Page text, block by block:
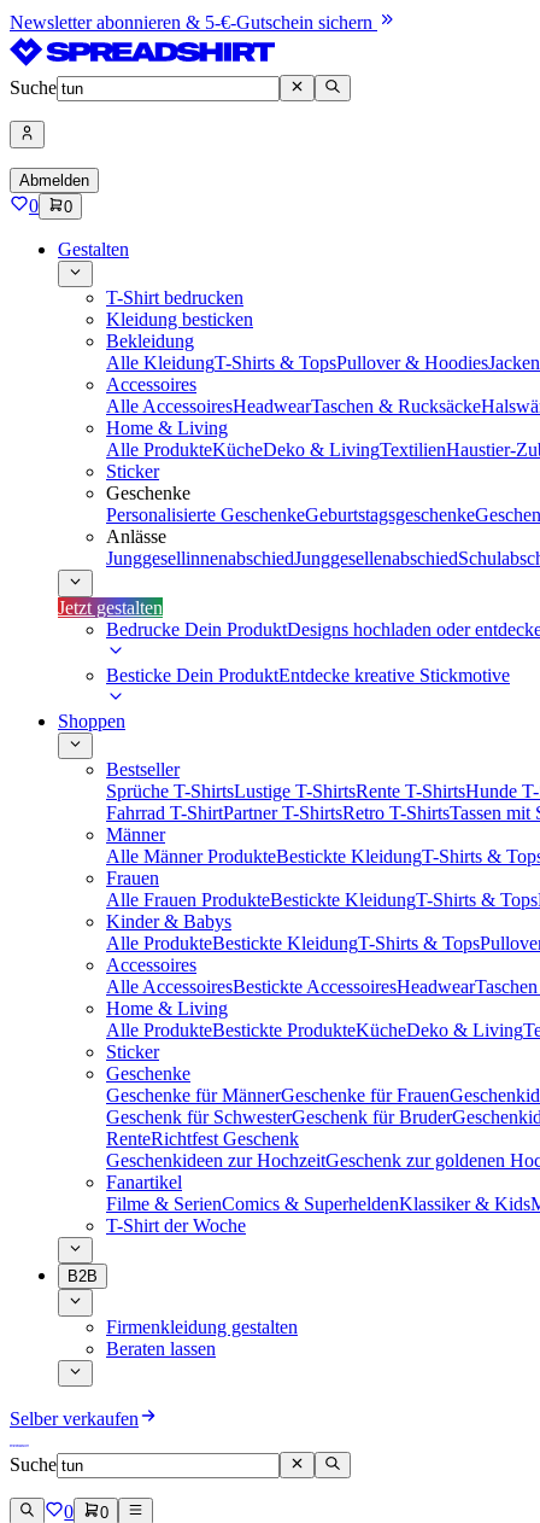
Newsletter abonnieren & 5-€-Gutschein sichern
Suche
Abmelden
0 0
Gestalten
T-Shirt bedrucken
Kleidung besticken
Bekleidung
Alle KleidungT-Shirts & TopsPullover & Hoodies
Accessoires
Alle AccessoiresHeadwearTaschen & Rucksäcke
Home & Living
Alle ProdukteKücheDeko & LivingTextilienHaustier-
Sticker
Geschenke
Personalisierte GeschenkeGeburtstagsgeschenke
Anlässe
JunggesellinnenabschiedJunggesellenabschied
Jetzt gestalten
Bedrucke Dein ProduktDesigns hochladen oder
Besticke Dein ProduktEntdecke kreative Stickmotive
Shoppen
Bestseller
Sprüche T-ShirtsLustige T-ShirtsRente T-ShirtsHunde
Fahrrad T-ShirtPartner T-ShirtsRetro T-ShirtsTassen mit
Männer
Alle Männer ProdukteBestickte KleidungT-Shirts &
Frauen
Alle Frauen ProdukteBestickte KleidungT-Shirts & Tops
Kinder & Babys
Alle ProdukteBestickte KleidungT-Shirts & Tops
Accessoires
Alle AccessoiresBestickte AccessoiresHeadwear
Home & Living
Alle ProdukteBestickte ProdukteKücheDeko & Living
Sticker
Geschenke
Geschenke für MännerGeschenke für Frauen
Geschenk für SchwesterGeschenk für Bruder
RenteRichtfest Geschenk
Geschenkideen zur HochzeitGeschenk zur goldenen
Fanartikel
Filme & SerienComics & SuperheldenKlassiker & Kids
T-Shirt der Woche
B2B
Firmenkleidung gestalten
Beraten lassen
Selber verkaufen
Suche
0 0